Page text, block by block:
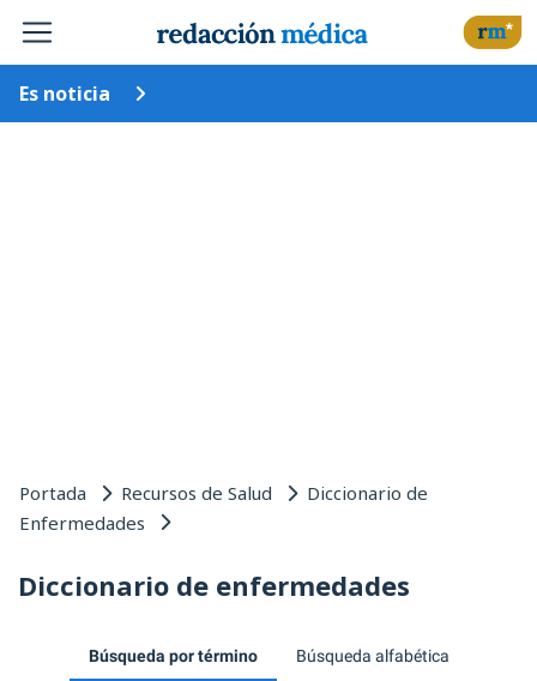
Es noticia
Portada Recursos de Salud Diccionario de
Enfermedades
Diccionario de enfermedades
Búsqueda por término Búsqueda alfabética